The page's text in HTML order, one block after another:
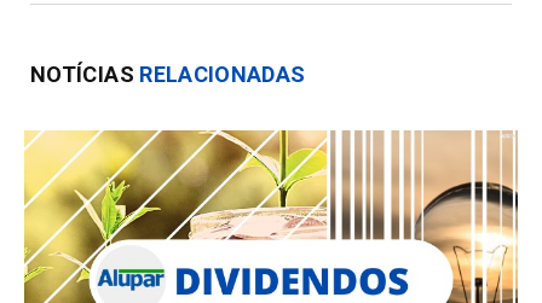
NOTÍCIAS RELACIONADAS